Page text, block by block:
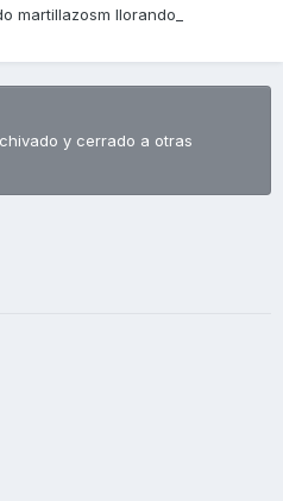
martillazosm llorando_
y cerrado a otras